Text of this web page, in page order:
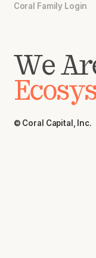
Coral Family Login
We
© Coral Capital, Inc.